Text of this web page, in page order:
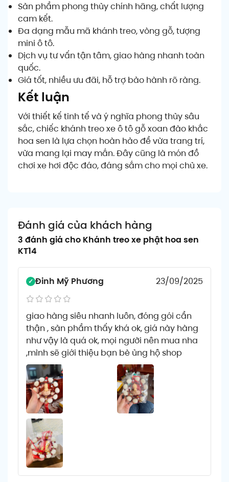
Sản phẩm phong thủy chính hãng, chất lượng
cam kết.
Đa dạng mẫu mã khánh treo, vòng gỗ, tượng
mini ô tô.
Dịch vụ tư vấn tận tâm, giao hàng nhanh toàn
quốc.
Giá tốt, nhiều ưu đãi, hỗ trợ bảo hành rõ ràng.
Kết luận
Với thiết kế tinh tế và ý nghĩa phong thủy sâu
sắc, chiếc khánh treo xe ô tô gỗ xoan đào khắc
hoa sen là lựa chọn hoàn hảo để vừa trang trí,
vừa mang lại may mắn. Đây cũng là món đồ
chơi xe hơi độc đáo, đáng sắm cho mọi chủ xe.
Đánh giá của khách hàng
3 đánh giá cho Khánh treo xe phật hoa sen
KT14
Đinh Mỹ Phương 23/09/2025
giao hàng siêu nhanh luôn, đóng gói cẩn
thận , sản phẩm thấy khá ok, giá này hàng
như vậy là quá ok, mọi người nên mua nha
,mình sẽ giới thiệu bạn bè ủng hộ shop